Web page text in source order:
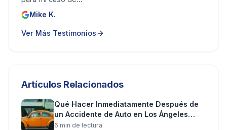
Mike K.
Ver Más Testimonios
Artículos Relacionados
Qué Hacer Inmediatamente Después de
un Accidente de Auto en Los Ángeles
(Paso a Paso)
6 min de lectura